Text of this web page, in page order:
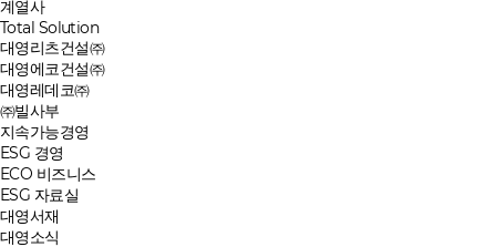
계열사
Total Solution
대영리츠건설㈜
대영에코건설㈜
대영레데코㈜
㈜빌사부
지속가능경영
ESG 경영
ECO 비즈니스
ESG 자료실
대영서재
대영소식